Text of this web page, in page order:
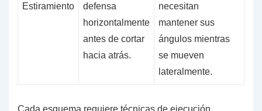
Estiramiento
defensa
horizontalmente
antes de cortar
hacia atrás.
necesitan
mantener sus
ángulos mientras
se mueven
lateralmente.
Cada esquema requiere técnicas de ejecución